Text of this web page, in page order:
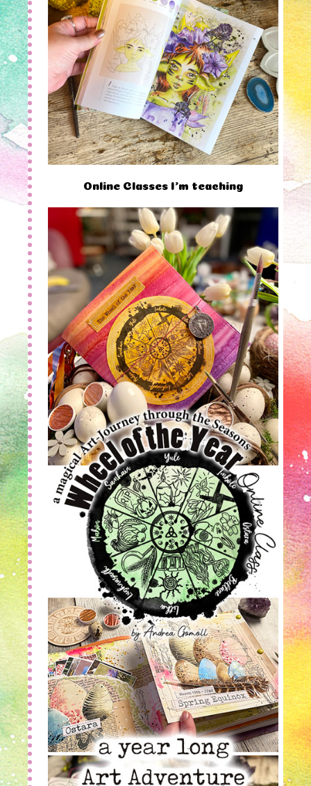
Online Classes I'm teaching